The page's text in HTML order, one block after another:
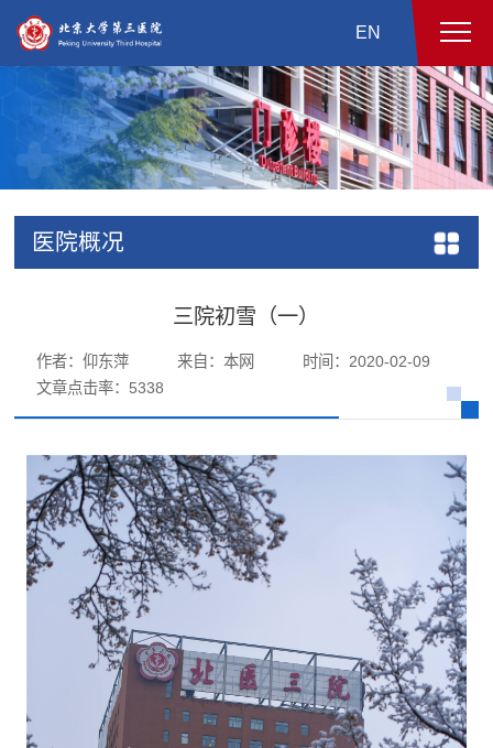
EN
医院概况
三院初雪（一）
作者：仰东萍 来自：本网
时间：2020-02-09
文章点击率： 5338